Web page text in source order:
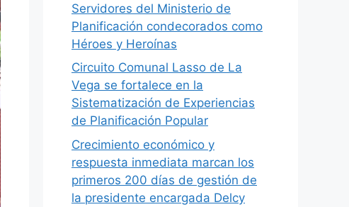
Servidores del Ministerio de
Planificación condecorados como
Héroes y Heroínas
Circuito Comunal Lasso de La
Vega se fortalece en la
Sistematización de Experiencias
de Planificación Popular
Crecimiento económico y
respuesta inmediata marcan los
primeros 200 días de gestión de
la presidente encargada Delcy